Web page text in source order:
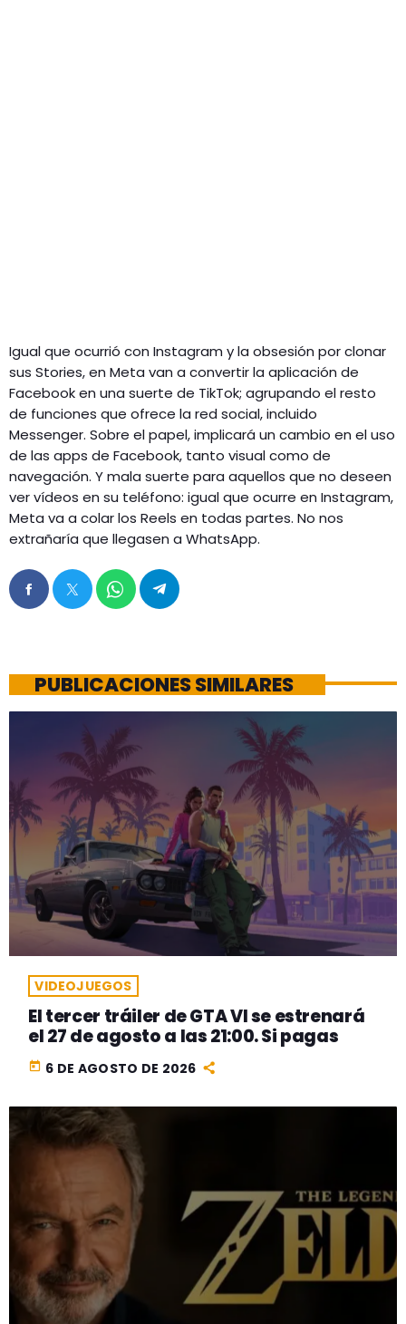
Igual que ocurrió con Instagram y la obsesión por clonar
sus Stories, en Meta van a convertir la aplicación de
Facebook en una suerte de TikTok; agrupando el resto
de funciones que ofrece la red social, incluido
Messenger. Sobre el papel, implicará un cambio en el uso
de las apps de Facebook, tanto visual como de
navegación. Y mala suerte para aquellos que no deseen
ver vídeos en su teléfono: igual que ocurre en Instagram,
Meta va a colar los Reels en todas partes. No nos
extrañaría que llegasen a WhatsApp.
PUBLICACIONES SIMILARES
VIDEOJUEGOS
El tercer tráiler de GTA VI se estrenará
el 27 de agosto a las 21:00. Si pagas
today 6 DE AGOSTO DE 2026